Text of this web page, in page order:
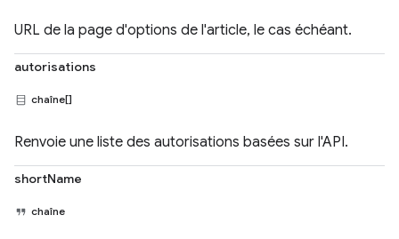
URL de la page d'options de l'article, le cas échéant.
autorisations
chaîne[]
Renvoie une liste des autorisations basées sur l'API.
shortName
chaîne